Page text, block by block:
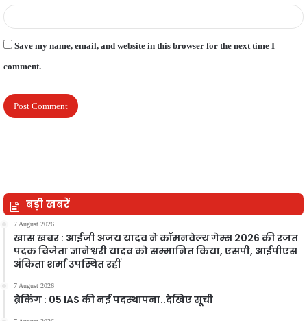
Save my name, email, and website in this browser for the next time I
comment.
बड़ी खबरें
7 August 2026
खास खबर : आईजी अजय यादव ने कॉमनवेल्थ गेम्स 2026 की रजत
पदक विजेता ज्ञानेश्वरी यादव को सम्मानित किया, एसपी, आईपीएस
अंकिता शर्मा उपस्थित रहीं
7 August 2026
ब्रेकिंग : 05 IAS की नई पदस्थापना..देखिए सूची